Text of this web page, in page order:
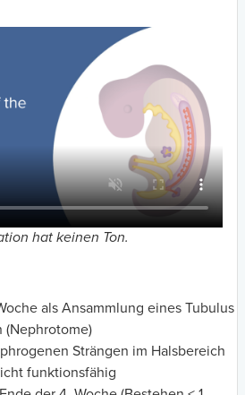
hat keinen Ton.
als Ansammlung eines Tubulus
(Nephrotome)
Strängen im Halsbereich
funktionsfähig